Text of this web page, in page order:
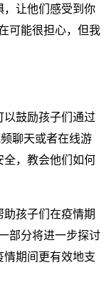
，让他们感受到你
可能很担心，但我
鼓励孩子们通过
聊天或者在线游
全，教会他们如何
孩子们在疫情期
部分将进一步探讨
情期间更有效地支